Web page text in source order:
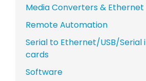
Media Converters &
Remote Automation
Serial to Ethernet/USB/
cards
Software